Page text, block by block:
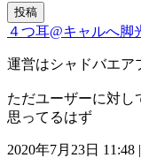
投稿
４つ耳@キャルへ脚
運営はシャドバエア
ただユーザーに対し
思ってるはず
2020年7月23日 11:48 |